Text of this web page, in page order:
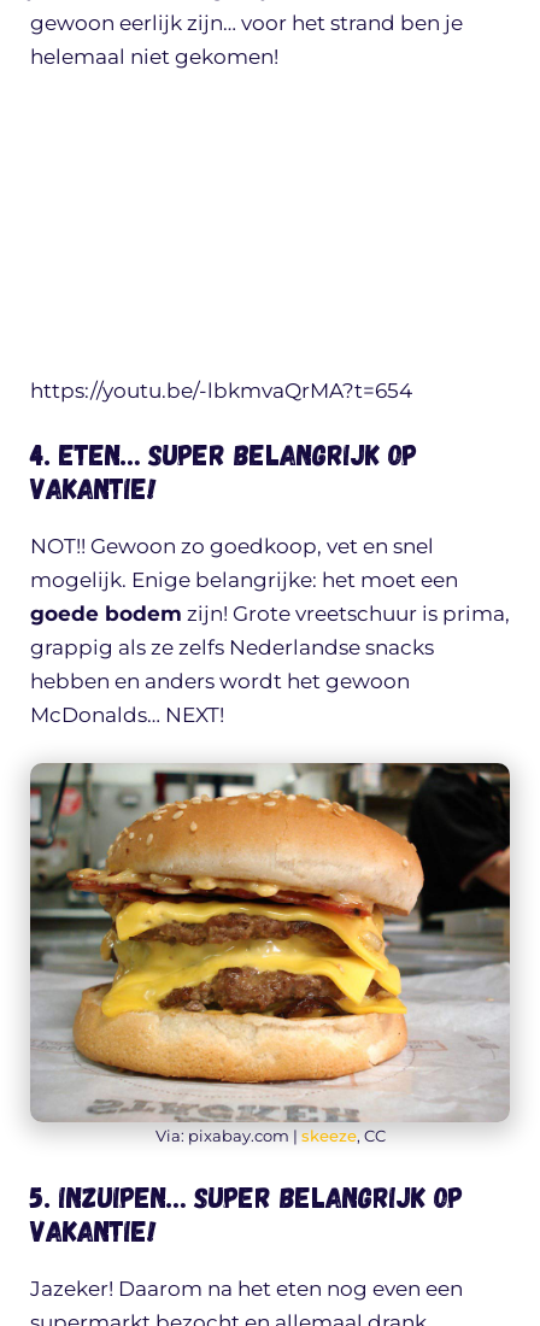
gewoon eerlijk zijn… voor het strand ben je
helemaal niet gekomen!
https://youtu.be/-lbkmvaQrMA?t=654
4. Eten… super belangrijk op
vakantie!
NOT!! Gewoon zo goedkoop, vet en snel
mogelijk. Enige belangrijke: het moet een
goede bodem zijn! Grote vreetschuur is prima,
grappig als ze zelfs Nederlandse snacks
hebben en anders wordt het gewoon
McDonalds… NEXT!
Via: pixabay.com | skeeze, CC
5. Inzuipen… super belangrijk op
vakantie!
Jazeker! Daarom na het eten nog even een